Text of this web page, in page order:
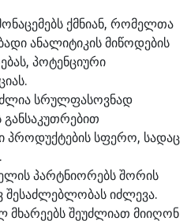
ქმნიან, რომელთა
ანალიტიკის მიწოდების
პოტენციური
სრულფასოვნად
განსაკუთრებით
პროდუქტების სფერო, სადაც
პარტნიორებს შორის
შესაძლებლობას იძლევა.
მხარეებს შეუძლიათ მიიღონ